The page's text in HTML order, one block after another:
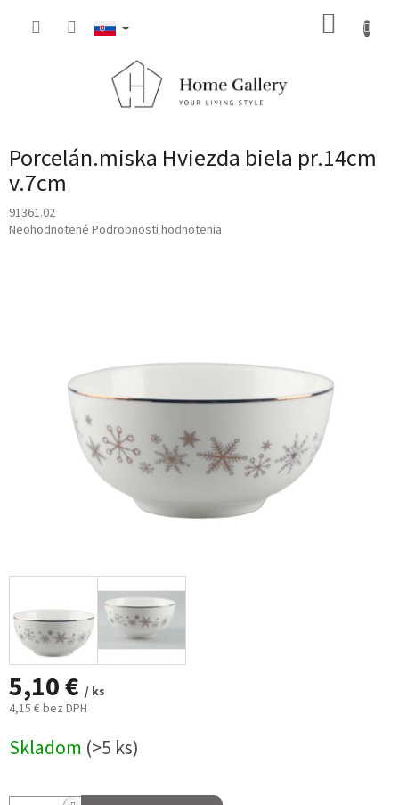
Porcelán.miska Hviezda biela pr.14cm
v.7cm
91361.02
Priemerné
Neohodnotené Podrobnosti hodnotenia
5,10 € / ks
4,15 € bez DPH
cena:
Skladom (>5 ks)